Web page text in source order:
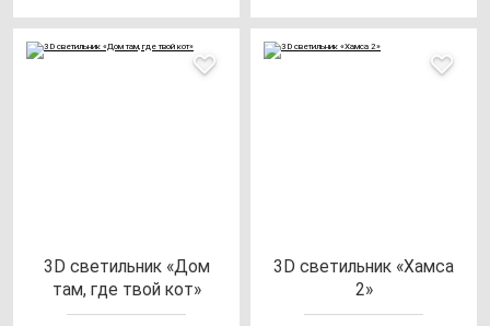
3D све­тиль­ник «Дом
там, где твой кот»
3D све­тиль­ник «Хам­са
2»